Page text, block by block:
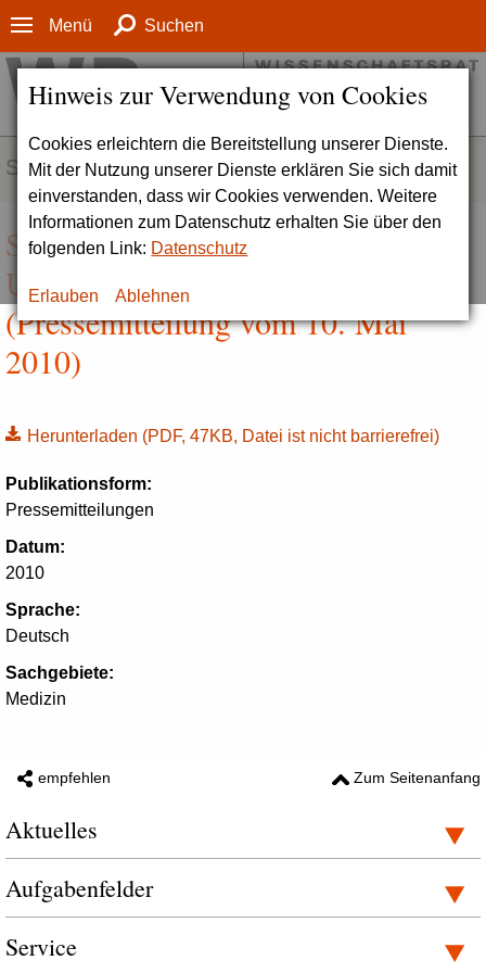
Hinweis zur Verwendung von Cookies
Cookies erleichtern die Bereitstellung unserer Dienste.
Mit der Nutzung unserer Dienste erklären Sie sich damit
einverstanden, dass wir Cookies verwenden. Weitere
Informationen zum Datenschutz erhalten Sie über den
folgenden Link: Datenschutz
Erlauben Ablehnen
Menü Suchen
SERVICE
Strategiebildung der Mainzer
Universitätsmedizin auf gutem Weg
(Pressemitteilung vom 10. Mai
2010)
Herunterladen (PDF, 47KB, Datei ist nicht barrierefrei)
Publikationsform:
Pressemitteilungen
Datum:
2010
Sprache:
Deutsch
Sachgebiete:
Medizin
empfehlen Zum Seitenanfang
Aktuelles
Aufgabenfelder
Service